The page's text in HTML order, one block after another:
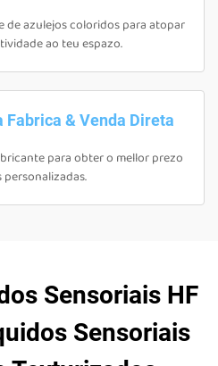
de azulejos coloridos para atopar
ao teu espazo.
Fabrica & Venda Direta
para obter o mellor prezo
Sensoriais HF
Sensoriais